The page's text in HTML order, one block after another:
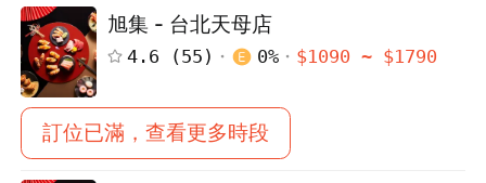
旭集 - 台北天母店
4.6 (55 ) 0% $1090 ~ $1790
訂位已滿，查看更多時段